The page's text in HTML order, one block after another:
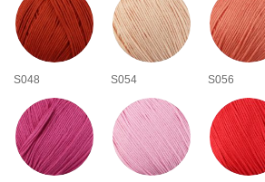
S048 S054 S056